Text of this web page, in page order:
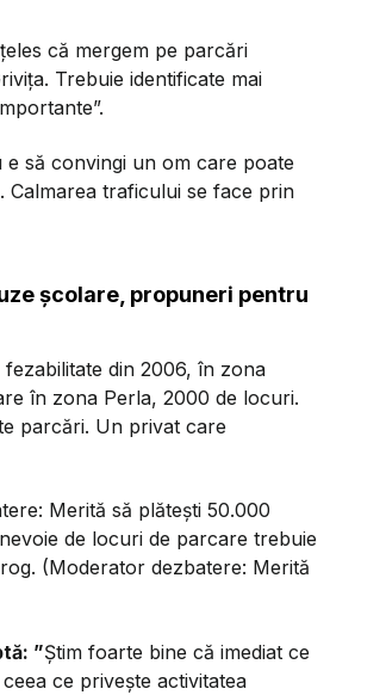
că mergem pe parcări
Trebuie identificate mai
e să convingi un om care poate
traficului se face prin
școlare, propuneri pentru
fezabilitate din 2006, în zona
în zona Perla, 2000 de locuri.
parcări. Un privat care
Merită să plătești 50.000
de locuri de parcare trebuie
(Moderator dezbatere: Merită
”Știm foarte bine că imediat ce
ce privește activitatea